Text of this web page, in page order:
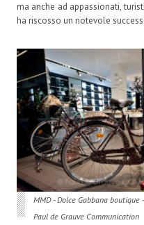
ma anche ad appassionati,
ha riscosso un notevole
MMD - Dolce Gabbana boutique
Paul de Grauve Communication